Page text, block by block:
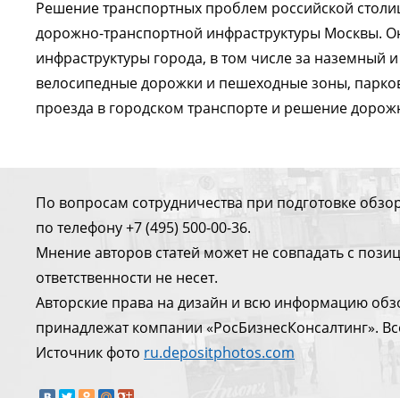
Решение транспортных проблем российской
дорожно-транспортной инфраструктуры Москвы.
инфраструктуры города, в том числе за наземный
велосипедные дорожки и пешеходные зоны,
проезда в городском транспорте и решение
По вопросам сотрудничества при подготовке
по телефону +7 (495) 500-00-36.
Мнение авторов статей может не совпадать с
ответственности не несет.
Авторские права на дизайн и всю информацию
принадлежат компании «РосБизнесКонсалтинг».
Источник фото ru.depositphotos.com